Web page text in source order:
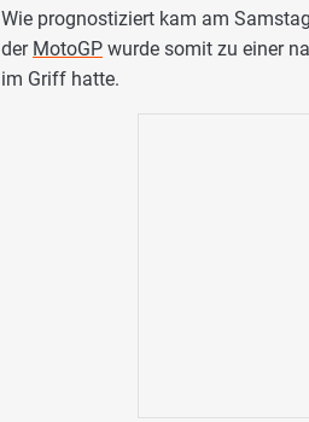
Wie prognostiziert kam am
der MotoGP wurde somit zu einer
im Griff hatte.